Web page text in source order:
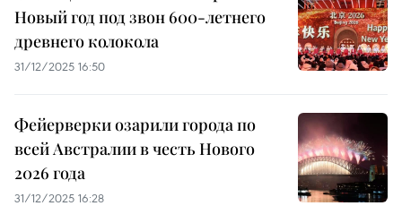
Новый год под звон 600-летнего
древнего колокола
31/12/2025 16:50
Фейерверки озарили города по
всей Австралии в честь Нового
2026 года
31/12/2025 16:28